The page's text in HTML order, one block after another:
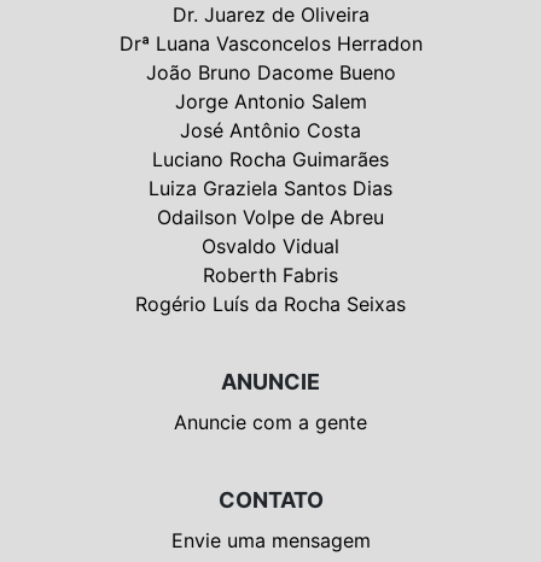
Dr. Juarez de Oliveira
Drª Luana Vasconcelos Herradon
João Bruno Dacome Bueno
Jorge Antonio Salem
José Antônio Costa
Luciano Rocha Guimarães
Luiza Graziela Santos Dias
Odailson Volpe de Abreu
Osvaldo Vidual
Roberth Fabris
Rogério Luís da Rocha Seixas
ANUNCIE
Anuncie com a gente
CONTATO
Envie uma mensagem